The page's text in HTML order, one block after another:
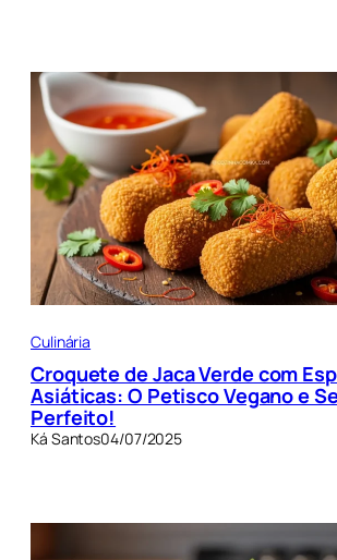
Culinária
Croquete de Jaca Verde com
Asiáticas: O Petisco Vegano e
Perfeito!
Ká Santos04/07/2025